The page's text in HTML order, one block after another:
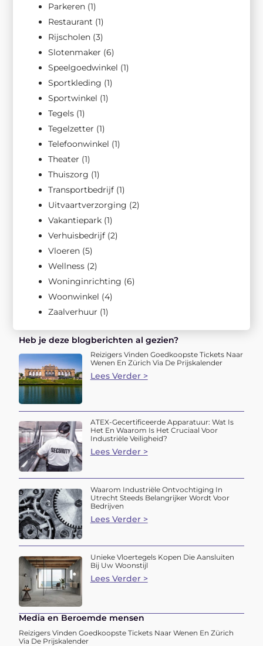
Parkeren (1)
Restaurant (1)
Rijscholen (3)
Slotenmaker (6)
Speelgoedwinkel (1)
Sportkleding (1)
Sportwinkel (1)
Tegels (1)
Tegelzetter (1)
Telefoonwinkel (1)
Theater (1)
Thuiszorg (1)
Transportbedrijf (1)
Uitvaartverzorging (2)
Vakantiepark (1)
Verhuisbedrijf (2)
Vloeren (5)
Wellness (2)
Woninginrichting (6)
Woonwinkel (4)
Zaalverhuur (1)
Heb je deze blogberichten al gezien?
Reizigers Vinden Goedkoopste Tickets Naar
Wenen En Zürich Via De Prijskalender
Lees Verder >
ATEX-Gecertificeerde Apparatuur: Wat Is
Het En Waarom Is Het Cruciaal Voor
Industriële Veiligheid?
Lees Verder >
Waarom Industriële Ontvochtiging In
Utrecht Steeds Belangrijker Wordt Voor
Bedrijven
Lees Verder >
Unieke Vloertegels Kopen Die Aansluiten
Bij Uw Woonstijl
Lees Verder >
Media en Beroemde mensen
Reizigers Vinden Goedkoopste Tickets Naar Wenen En Zürich
Via De Prijskalender